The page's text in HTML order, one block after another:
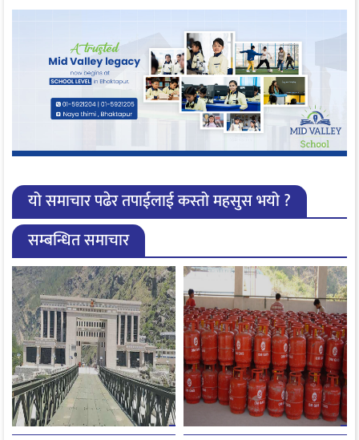
यो समाचार पढेर तपाईलाई कस्तो महसुस भयो ?
सम्बन्धित समाचार